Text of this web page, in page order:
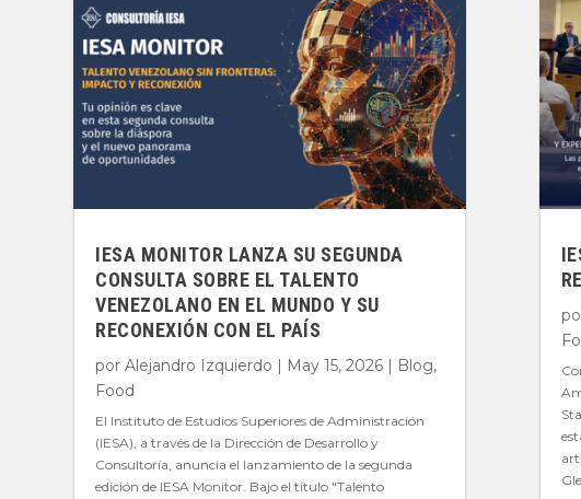
IESA MONITOR LANZA SU SEGUNDA
CONSULTA SOBRE EL TALENTO
VENEZOLANO EN EL MUNDO Y SU
RECONEXIÓN CON EL PAÍS
porAlejandro Izquierdo May 15, 2026 Blog,
Food
El Instituto de Estudios Superiores de Administración
(IESA), a través de la Dirección de Desarrollo y
Consultoría, anuncia el lanzamiento de la segunda
edición de IESA Monitor. Bajo el título "Talento